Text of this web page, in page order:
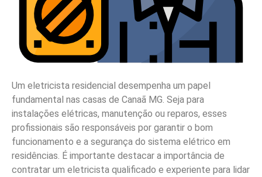
Um eletricista residencial desempenha um papel
fundamental nas casas de Canaã MG. Seja para
instalações elétricas, manutenção ou reparos, esses
profissionais são responsáveis por garantir o bom
funcionamento e a segurança do sistema elétrico em
residências. É importante destacar a importância de
contratar um eletricista qualificado e experiente para lidar